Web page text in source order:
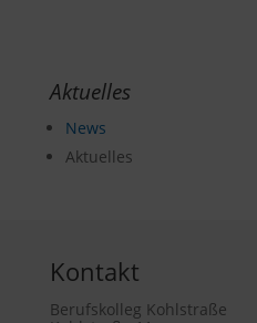
Aktuelles
News
Aktuelles
Kontakt
Berufskolleg Kohlstraße